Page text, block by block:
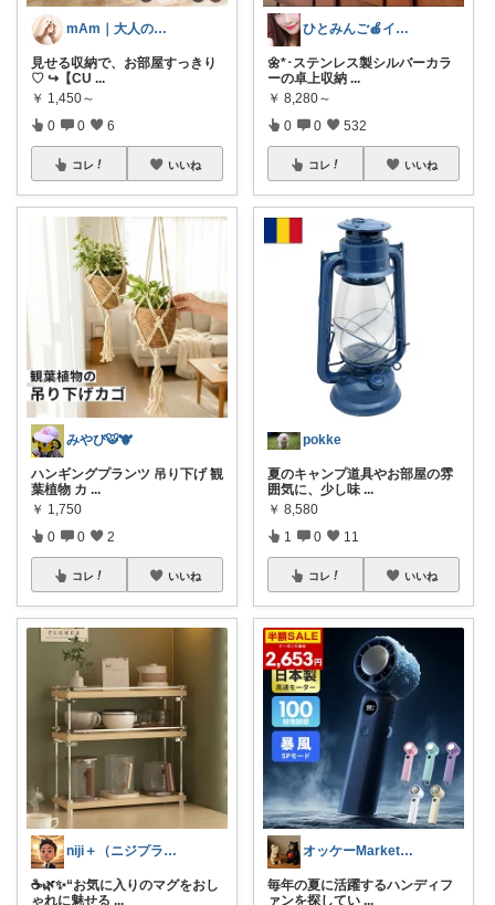
mAm｜大人のご褒美セレクト
見せる収納で、お部屋すっきり
♡ ↪︎【CU ...
￥ 1,450～
0 0 6
コレ いいね
みやび🐯🐮
ハンギングプランツ 吊り下げ 観
葉植物 カ ...
￥ 1,750
0 0 2
コレ いいね
niji＋（ニジプラス）感謝しています
☕🌿✨“お気に入りのマグをおし
ゃれに魅せる ...
ひとみんご🍎‪インテリア雑貨
🌼*･ステンレス製シルバーカラ
ーの卓上収納 ...
￥ 8,280～
0 0 532
コレ いいね
pokke
夏のキャンプ道具やお部屋の雰
囲気に、少し味 ...
￥ 8,580
1 0 11
コレ いいね
オッケーMarket🎀🛒
毎年の夏に活躍するハンディフ
ァンを探してい ...